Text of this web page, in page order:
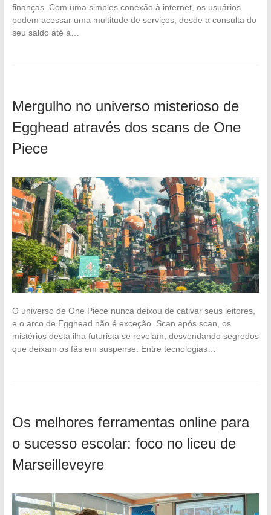
finanças. Com uma simples conexão à internet, os usuários
podem acessar uma multitude de serviços, desde a consulta do
seu saldo até a…
Mergulho no universo misterioso de
Egghead através dos scans de One
Piece
O universo de One Piece nunca deixou de cativar seus leitores,
e o arco de Egghead não é exceção. Scan após scan, os
mistérios desta ilha futurista se revelam, desvendando segredos
que deixam os fãs em suspense. Entre tecnologias…
Os melhores ferramentas online para
o sucesso escolar: foco no liceu de
Marseilleveyre